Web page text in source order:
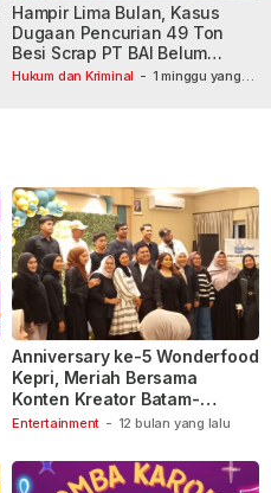
Hukum dan Kriminal - 1 minggu yang
Hampir Lima Bulan, Kasus
Dugaan Pencurian 49 Ton
Besi Scrap PT BAI Belum
Tetapkan Tersangka
Entertainment - 12 bulan yang lalu
Anniversary ke-5 Wonderfood
Kepri, Meriah Bersama
Konten Kreator Batam-
Tanjungpinang